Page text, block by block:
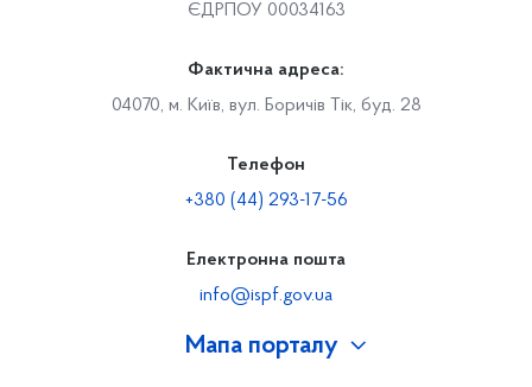
Мапа порталу
ЄДРПОУ 00034163
Фактична адреса:
04070, м. Київ, вул. Боричів Тік, буд. 28
Телефон
+380 (44) 293-17-56
Електронна пошта
info@ispf.gov.ua